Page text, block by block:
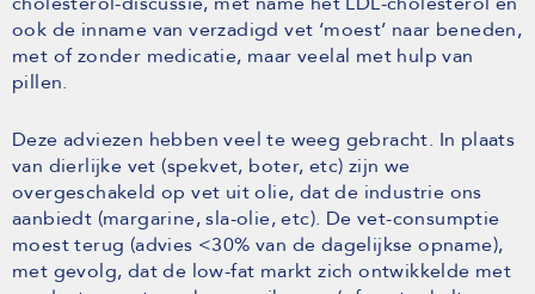
ook de inname van verzadigd vet ‘moest’ naar beneden,
met of zonder medicatie, maar veelal met hulp van
pillen.
Deze adviezen hebben veel te weeg gebracht. In plaats
van dierlijke vet (spekvet, boter, etc) zijn we
overgeschakeld op vet uit olie, dat de industrie ons
aanbiedt (margarine, sla-olie, etc). De vet-consumptie
moest terug (advies <30% van de dagelijkse opname),
met gevolg, dat de low-fat markt zich ontwikkelde met